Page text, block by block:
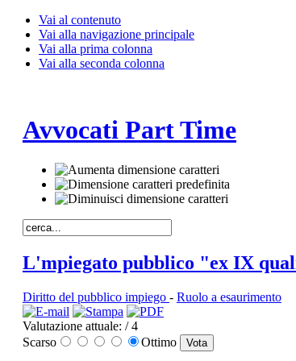
Vai al contenuto
Vai alla navigazione principale
Vai alla prima colonna
Vai alla seconda colonna
Avvocati Part Time
L'mpiegato pubblico "ex IX
Diritto del pubblico impiego - Ruolo a esaurimento
Valutazione attuale: / 4
Scarso
Ottimo